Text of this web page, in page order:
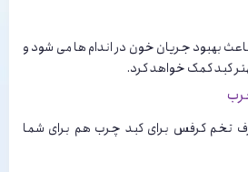
بهبود جریان خون در اندام ها می شود و
کبد کمک خواهد کرد.
تخم کرفس برای کبد چرب هم برای شما